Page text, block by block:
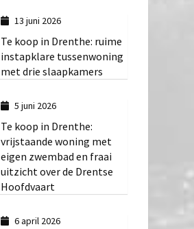
13 juni 2026
Te koop in Drenthe: ruime
instapklare tussenwoning
met drie slaapkamers
5 juni 2026
Te koop in Drenthe:
vrijstaande woning met
eigen zwembad en fraai
uitzicht over de Drentse
Hoofdvaart
6 april 2026